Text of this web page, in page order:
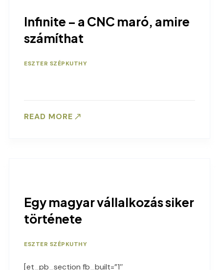
Infinite – a CNC maró, amire
számíthat
ESZTER SZÉPKUTHY
READ MORE
Egy magyar vállalkozás siker
története
ESZTER SZÉPKUTHY
[et_pb_section fb_built=”1″